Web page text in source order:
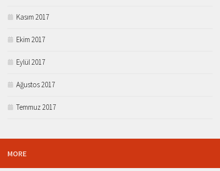
Kasım 2017
Ekim 2017
Eylül 2017
Ağustos 2017
Temmuz 2017
MORE